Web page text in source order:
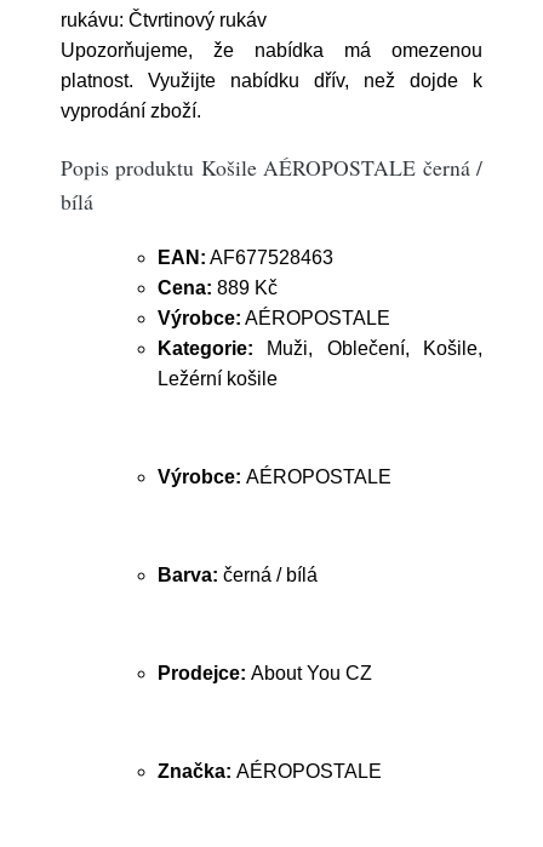
rukávu: Čtvrtinový rukáv
Upozorňujeme, že nabídka má omezenou
platnost. Využijte nabídku dřív, než dojde k
vyprodání zboží.
Popis produktu Košile AÉROPOSTALE černá /
bílá
EAN: AF677528463
Cena: 889 Kč
Výrobce: AÉROPOSTALE
Kategorie: Muži, Oblečení, Košile,
Ležérní košile
Výrobce: AÉROPOSTALE
Barva: černá / bílá
Prodejce: About You CZ
Značka: AÉROPOSTALE